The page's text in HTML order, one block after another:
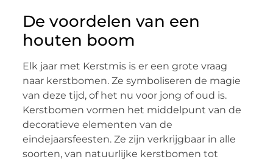
De voordelen van een
houten boom
Elk jaar met Kerstmis is er een grote vraag
naar kerstbomen. Ze symboliseren de magie
van deze tijd, of het nu voor jong of oud is.
Kerstbomen vormen het middelpunt van de
decoratieve elementen van de
eindejaarsfeesten. Ze zijn verkrijgbaar in alle
soorten, van natuurlijke kerstbomen tot